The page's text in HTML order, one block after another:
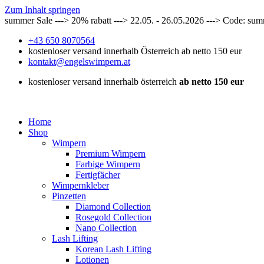
Zum Inhalt springen
summer Sale ---> 20% rabatt ---> 22.05. - 26.05.2026 ---> Code:
+43 650 8070564
kostenloser versand innerhalb Österreich ab netto 150 eur
kontakt@engelswimpern.at
kostenloser versand innerhalb österreich ab netto 150 eur
Home
Shop
Wimpern
Premium Wimpern
Farbige Wimpern
Fertigfächer
Wimpernkleber
Pinzetten
Diamond Collection
Rosegold Collection
Nano Collection
Lash Lifting
Korean Lash Lifting
Lotionen